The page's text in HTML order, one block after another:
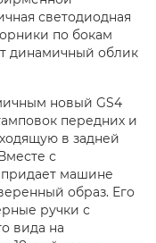
светодиодная
по бокам
динамичный облик
новый GS4
передних и
в задней
с
машине
образ. Его
ручки с
вида на